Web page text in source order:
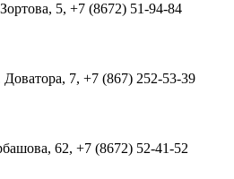
5, +7 (8672) 51-94-84
Доватора, 7, +7 (867) 252-53-39
62, +7 (8672) 52-41-52